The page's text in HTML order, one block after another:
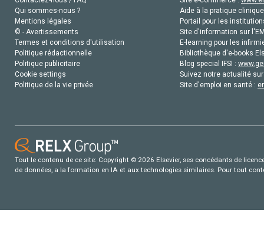
Qui sommes-nous ?
Mentions légales
© - Avertissements
Termes et conditions d'utilisation
Politique rédactionnelle
Politique publicitaire
Cookie settings
Politique de la vie privée
Aide à la pratique
Portail pour les
Site d'information sur
E-learning pour les
Bibliothèque d'e-books
Blog special IFSI :
Suivez notre actualité
Site d'emploi en santé :
Tout le contenu de ce site: Copyright © 2026 Elsevier, ses concédants de
de données, a la formation en IA et aux technologies similaires. Pour tout